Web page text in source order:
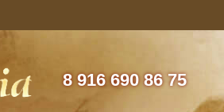
8 916 690 86 75